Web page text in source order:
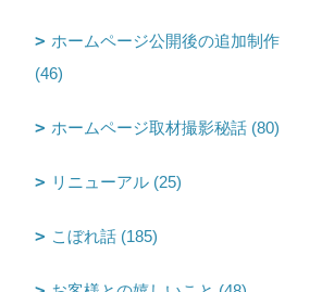
ホームページ公開後の追加制作
(46)
ホームページ取材撮影秘話 (80)
リニューアル (25)
こぼれ話 (185)